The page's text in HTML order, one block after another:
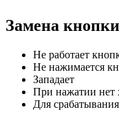
Замена
Не работает
Не нажимается
Западает
При нажатии нет
Для